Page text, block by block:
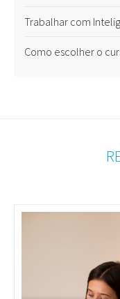
Trabalhar com
Como escolher o